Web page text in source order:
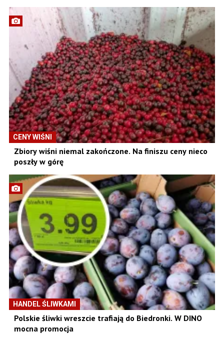
CENY WIŚNI
Zbiory wiśni niemal zakończone. Na finiszu ceny nieco
poszły w górę
HANDEL ŚLIWKAMI
Polskie śliwki wreszcie trafiają do Biedronki. W DINO
mocna promocja